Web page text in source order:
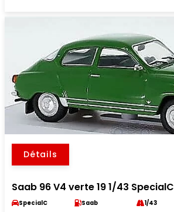
Détails
Saab 96 V4 verte 19 1/43 SpecialC
SpecialC Saab 1/43